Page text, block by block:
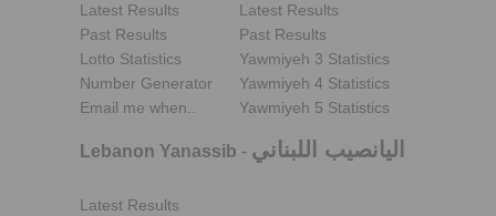
Latest Results
Past Results
Lotto Statistics
Number Generator
Email me when..
Latest Results
Past Results
Yawmiyeh 3 Statistics
Yawmiyeh 4 Statistics
Yawmiyeh 5 Statistics
Lebanon Yanassib - اليانصيب اللبناني
Latest Results